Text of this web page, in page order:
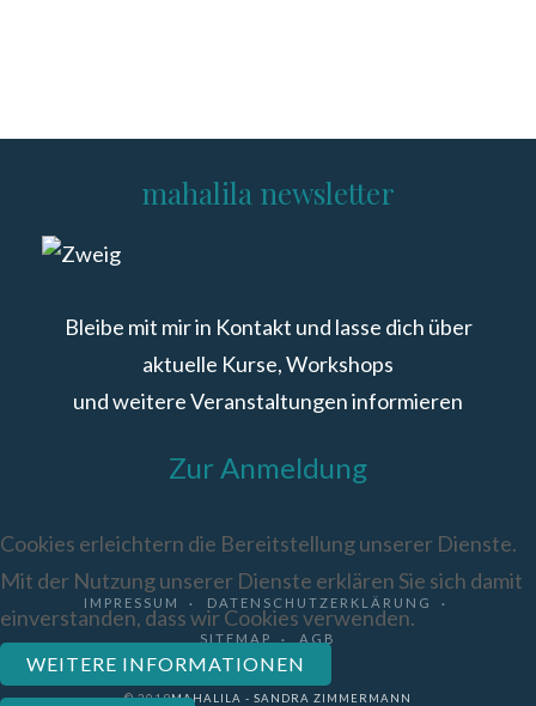
mahalila newsletter
Bleibe mit mir in Kontakt und lasse dich über
aktuelle Kurse, Workshops
und weitere Veranstaltungen informieren
Zur Anmeldung
IMPRESSUM DATENSCHUTZERKLÄRUNG
SITEMAP AGB
© 2019MAHALILA - SANDRA ZIMMERMANN
Cookies erleichtern die Bereitstellung unserer Dienste.
Mit der Nutzung unserer Dienste erklären Sie sich damit
einverstanden, dass wir Cookies verwenden.
WEITERE INFORMATIONEN